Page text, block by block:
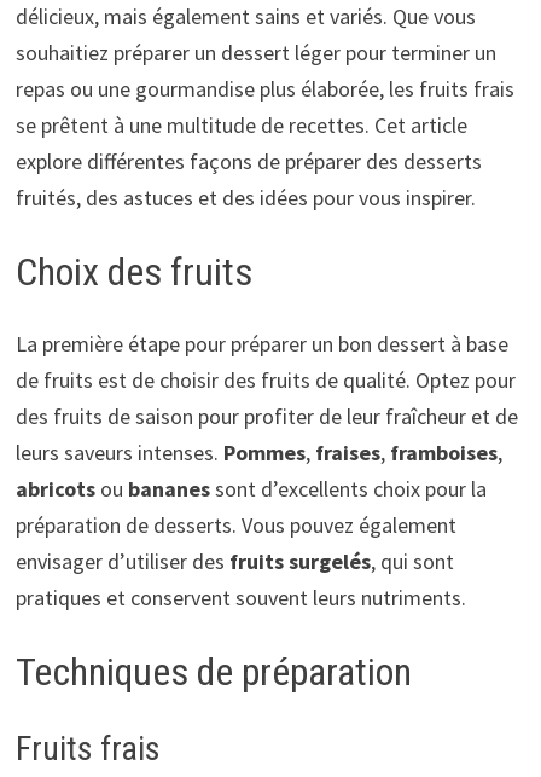
délicieux, mais également sains et variés. Que vous
souhaitiez préparer un dessert léger pour terminer un
repas ou une gourmandise plus élaborée, les fruits frais
se prêtent à une multitude de recettes. Cet article
explore différentes façons de préparer des desserts
fruités, des astuces et des idées pour vous inspirer.
Choix des fruits
La première étape pour préparer un bon dessert à base
de fruits est de choisir des fruits de qualité. Optez pour
des fruits de saison pour profiter de leur fraîcheur et de
leurs saveurs intenses. Pommes, fraises, framboises,
abricots ou bananessont d’excellents choix pour la
préparation de desserts. Vous pouvez également
envisager d’utiliser des fruits surgelés, qui sont
pratiques et conservent souvent leurs nutriments.
Techniques de préparation
Fruits frais